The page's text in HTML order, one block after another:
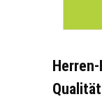
Qualität